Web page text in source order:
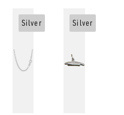
Silver Silver